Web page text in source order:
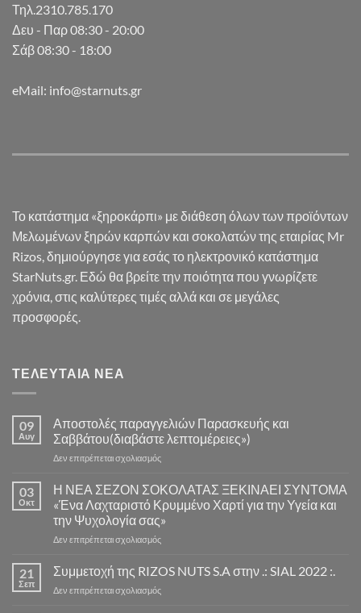
Τηλ.2310.785.170
Δευ - Παρ 08:30 - 20:00
Σάβ 08:30 - 18:00
eMail: info@starnuts.gr
Το κατάστημα «ξηροκάρπι» με διάθεση όλων των προϊόντων
Μελωμένων ξηρών καρπών και σοκολατών της εταιρίας Mr
Rizos, δημιούργησε για εσάς το ηλεκτρονικό κατάστημα
StarNuts.gr. Εδώ θα βρείτε την ποιότητα που γνωρίζετε
χρόνια, στις καλύτερες τιμές αλλά και σε μεγάλες
προσφορές.
ΤΕΛΕΥΤΑΊΑ ΝΈΑ
09
Αυγ
Αποστολές παραγγελιών Παρασκευής και
Σαββάτου(διαβάστε λεπτομέρειες»)
Δεν επιτρέπεται σχολιασμόςστο
παραγγελιών
Παρασκευής
και
Σαββάτου(διαβάστε
λεπτομέρειες»)
03
Οκτ
Η ΝΕΑ ΣΕΖΟΝ ΣΟΚΟΛΑΤΑΣ ΞΕΚΙΝΑΕΙ ΣΥΝΤΟΜΑ
«Ένα Λαχταριστό Κρυμμένο Χαρτί για την Υγεία και
την Ψυχολογία σας»
Δεν επιτρέπεται σχολιασμόςστο
ΝΕΑ
ΣΕΖΟΝ
ΣΟΚΟΛΑΤΑΣ
21
Σεπ
Συμμετοχή της RIZOS NUTS S.A στην .: SIAL 2022 :.
Δεν επιτρέπεται σχολιασμόςστο